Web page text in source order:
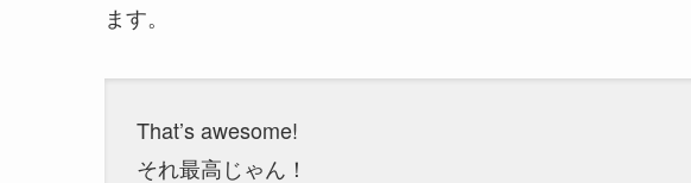
ます。
That’s awesome!
それ最高じゃん！